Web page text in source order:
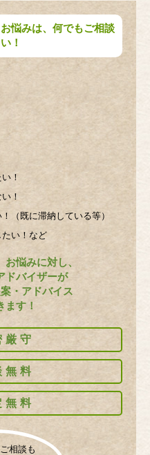
悩みは、何でもご相談
！
！
！
（既に滞納している等）
い！など
悩みに対し、
ドバイザーが
・アドバイス
ます！
厳守
無料
無料
相談も